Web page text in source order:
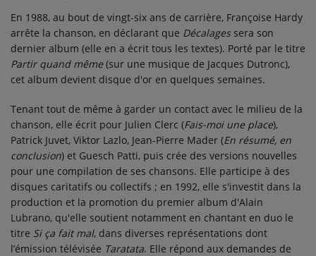
En 1988, au bout de vingt-six ans de carrière, Françoise Hardy
arrête la chanson, en déclarant que Décalagessera son
dernier album (elle en a écrit tous les textes). Porté par le titre
Partir quand même(sur une musique de Jacques Dutronc),
cet album devient disque d'or en quelques semaines.
Tenant tout de même à garder un contact avec le milieu de la
chanson, elle écrit pour Julien Clerc (Fais-moi une place),
Patrick Juvet, Viktor Lazlo, Jean-Pierre Mader (En résumé, en
conclusion) et Guesch Patti, puis crée des versions nouvelles
pour une compilation de ses chansons. Elle participe à des
disques caritatifs ou collectifs ; en 1992, elle s'investit dans la
production et la promotion du premier album d'Alain
Lubrano, qu'elle soutient notamment en chantant en duo le
titre Si ça fait mal, dans diverses représentations dont
l’émission télévisée Taratata. Elle répond aux demandes de